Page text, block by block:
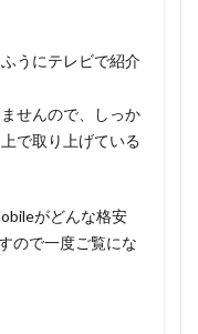
うにテレビで紹介
せんので、しっか
で取り上げている
がどんな格安
ので一度ご覧にな